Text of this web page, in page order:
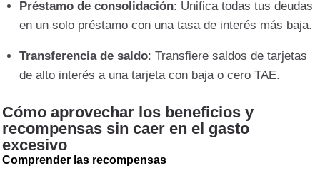
Préstamo de consolidación: Unifica todas tus deudas
en un solo préstamo con una tasa de interés más baja.
Transferencia de saldo: Transfiere saldos de tarjetas
de alto interés a una tarjeta con baja o cero TAE.
Cómo aprovechar los beneficios y
recompensas sin caer en el gasto
excesivo
Comprender las recompensas